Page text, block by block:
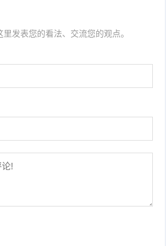
发表您的看法、交流您的观点。